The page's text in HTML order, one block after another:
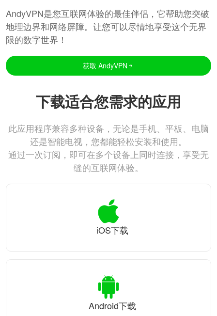
AndyVPN是您互联网体验的最佳伴侣，它帮助您突破
地理边界和网络屏障。让您可以尽情地享受这个无界
限的数字世界！
获取 AndyVPN
下载适合您需求的应用
此应用程序兼容多种设备，无论是手机、平板、电脑
还是智能电视，您都能轻松安装和使用。
通过一次订阅，即可在多个设备上同时连接，享受无
缝的互联网体验。
iOS下载
Android下载